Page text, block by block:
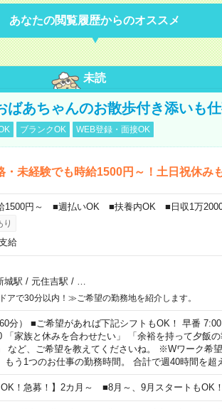
あなたの閲覧履歴からのオススメ
未読
ばあちゃんのお散歩付き添いも
ブランクOK WEB登録・面接OK
未経験でも時給1500円～！土日祝休みも
1500円～ ■週払いOK ■扶養内OK ■日収1万
り
給
城駅 / 元住吉駅 /
アで30分以内！≫ご希望の勤務地を紹介します。
分） ■ご希望があれば下記シフトもOK！ 早番
「家族と休みを合わせたい」 「余裕を持って夕飯
など、ご希望を教えてくださいね。 ※Wワーク希
もう1つのお仕事の勤務時間。 合計で週40時間を超
OK！急募！】2カ月～ ■8月～、9月スタートもOK！